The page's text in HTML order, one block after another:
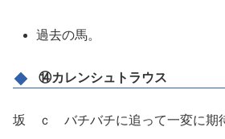
過去の馬。
⑭カレンシュトラウス
坂 ｃ バチバチに追って一変に期